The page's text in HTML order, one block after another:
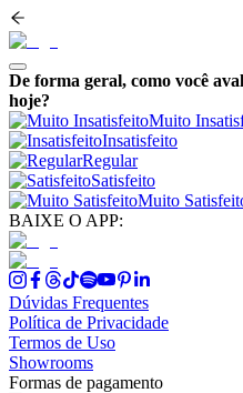
De forma geral, como você
hoje?
Muito
Insatisfeito
Regular
Satisfeito
Muito
BAIXE O APP:
Dúvidas Frequentes
Política de Privacidade
Termos de Uso
Showrooms
Formas de pagamento